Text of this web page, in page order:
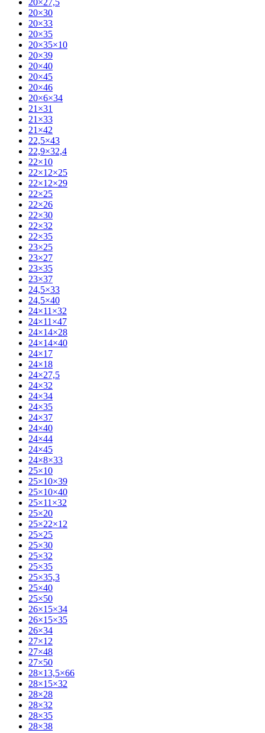
20×27,5
20×30
20×33
20×35
20×35×10
20×39
20×40
20×45
20×46
20×6×34
21×31
21×33
21×42
22,5×43
22,9×32,4
22×10
22×12×25
22×12×29
22×25
22×26
22×30
22×32
22×35
23×25
23×27
23×35
23×37
24,5×33
24,5×40
24×11×32
24×11×47
24×14×28
24×14×40
24×17
24×18
24×27,5
24×32
24×34
24×35
24×37
24×40
24×44
24×45
24×8×33
25×10
25×10×39
25×10×40
25×11×32
25×20
25×22×12
25×25
25×30
25×32
25×35
25×35,3
25×40
25×50
26×15×34
26×15×35
26×34
27×12
27×48
27×50
28×13,5×66
28×15×32
28×28
28×32
28×35
28×38